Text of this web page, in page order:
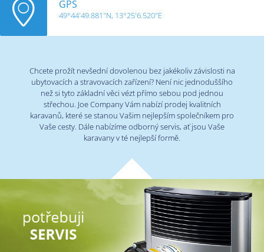
GPS
49°44'49.881"N, 13°25'6.520"E
Chcete prožít nevšední dovolenou bez jakékoliv závislosti na
ubytovacích a stravovacích zařízení? Není nic jednoduššího
než si tyto základní věci vézt přímo sebou pod jednou
střechou. Joe Company Vám nabízí prodej kvalitních
karavanů, které se stanou Vašim nejlepším společníkem pro
Vaše cesty. Dále nabízíme odborný servis, ať jsou Vaše
karavany v té nejlepší formě.